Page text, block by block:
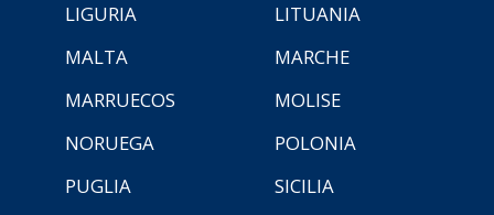
LIGURIA
LITUANIA
MALTA
MARCHE
MARRUECOS
MOLISE
NORUEGA
POLONIA
PUGLIA
SICILIA